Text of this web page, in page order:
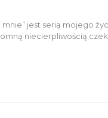
mnie” jest serią mojego
niecierpliwością